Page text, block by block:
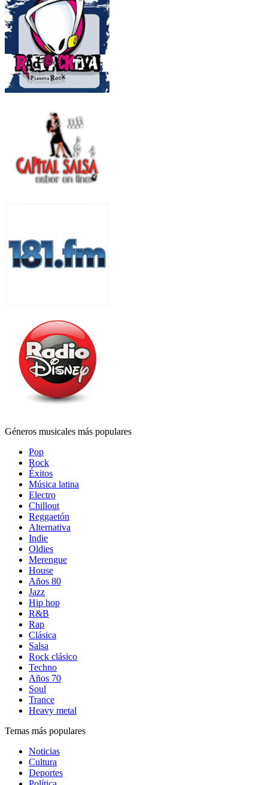
Géneros musicales más populares
Pop
Rock
Éxitos
Música latina
Electro
Chillout
Reggaetón
Alternativa
Indie
Oldies
Merengue
House
Años 80
Jazz
Hip hop
R&B
Rap
Clásica
Salsa
Rock clásico
Techno
Años 70
Soul
Trance
Heavy metal
Temas más populares
Noticias
Cultura
Deportes